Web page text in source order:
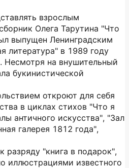
взрослым
Олега Тарутина "Что
выпущен Ленинградским
литература" в 1989 году
на внушительный
букинистической
откроют для себя
в циклах стихов "Что я
античного искусства", "Зал
галерея 1812 года",
разряду "книга в подарок",
иллюстрациями известного